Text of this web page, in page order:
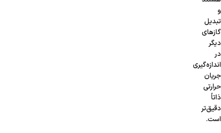
و
تبدیل
گازهای
دیگر
در
اندازه‌گیری
جریان
حرارتی
ذاتاً
دقیق‌تر
است.